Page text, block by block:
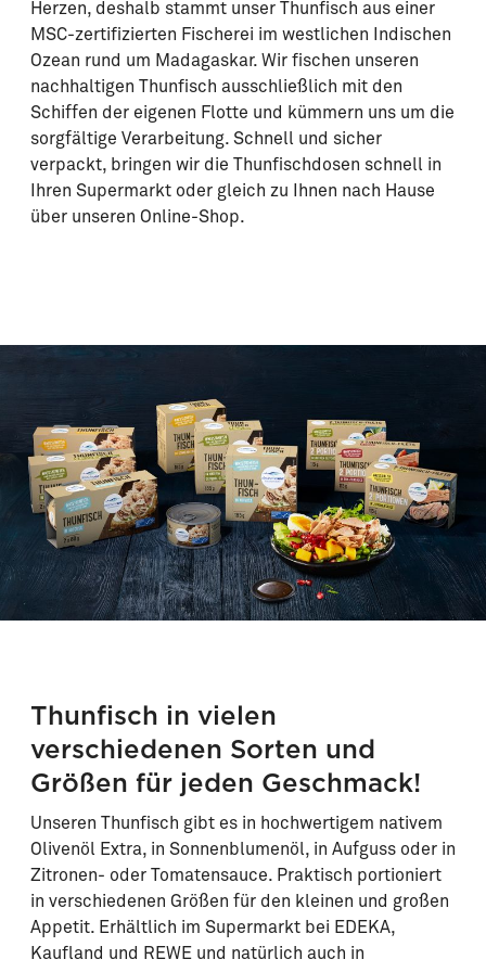
Herzen, deshalb stammt unser Thunfisch aus einer
MSC-zertifizierten Fischerei im westlichen Indischen
Ozean rund um Madagaskar. Wir fischen unseren
nachhaltigen Thunfisch ausschließlich mit den
Schiffen der eigenen Flotte und kümmern uns um die
sorgfältige Verarbeitung. Schnell und sicher
verpackt, bringen wir die Thunfischdosen schnell in
Ihren Supermarkt oder gleich zu Ihnen nach Hause
über unseren Online-Shop.
Thunfisch in vielen
verschiedenen Sorten und
Größen für jeden Geschmack!
Unseren Thunfisch gibt es in hochwertigem nativem
Olivenöl Extra, in Sonnenblumenöl, in Aufguss oder in
Zitronen- oder Tomatensauce. Praktisch portioniert
in verschiedenen Größen für den kleinen und großen
Appetit. Erhältlich im Supermarkt bei EDEKA,
Kaufland und REWE und natürlich auch in